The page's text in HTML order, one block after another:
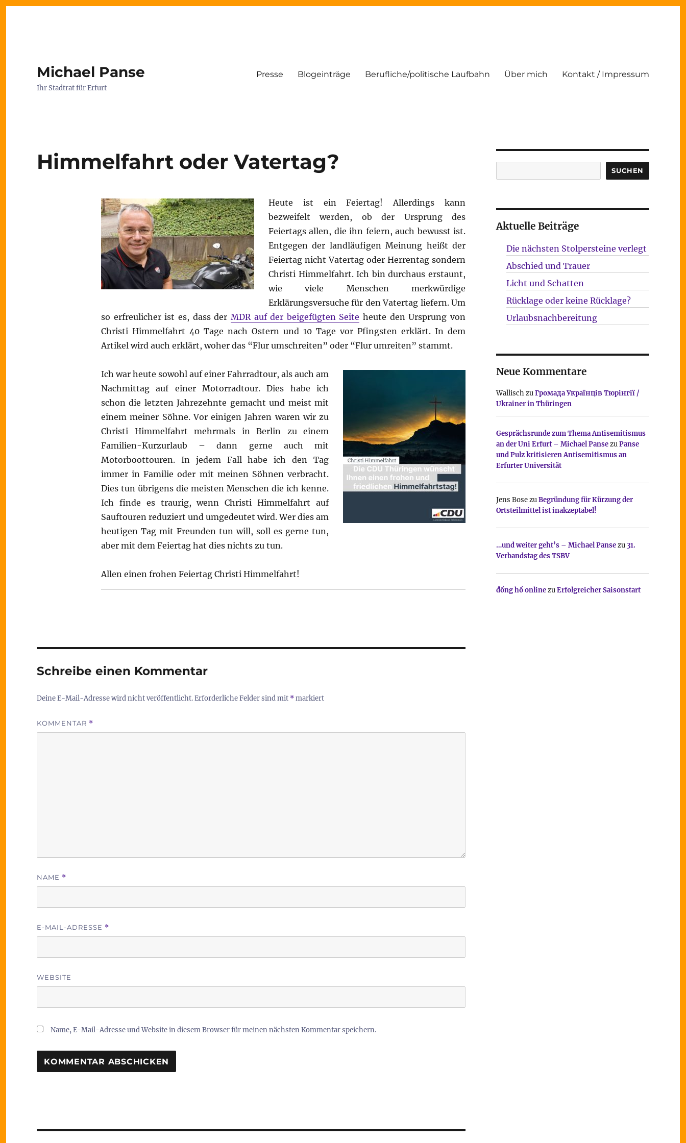
Michael Panse
Ihr Stadtrat für Erfurt
Presse Blogeinträge Berufliche/politische Laufbahn Über mich Kontakt / Impressum
Himmelfahrt oder Vatertag?
Heute ist ein Feiertag! Allerdings kann
bezweifelt werden, ob der Ursprung des
Feiertags allen, die ihn feiern, auch bewusst ist.
Entgegen der landläufigen Meinung heißt der
Feiertag nicht Vatertag oder Herrentag sondern
Christi Himmelfahrt. Ich bin durchaus erstaunt,
wie viele Menschen merkwürdige
Erklärungsversuche für den Vatertag liefern. Um
so erfreulicher ist es, dass der MDR auf der beigefügten Seite heute den Ursprung von
Christi Himmelfahrt 40 Tage nach Ostern und 10 Tage vor Pfingsten erklärt. In dem
Artikel wird auch erklärt, woher das “Flur umschreiten” oder “Flur umreiten” stammt.
Ich war heute sowohl auf einer Fahrradtour, als auch am
Nachmittag auf einer Motorradtour. Dies habe ich
schon die letzten Jahrezehnte gemacht und meist mit
einem meiner Söhne. Vor einigen Jahren waren wir zu
Christi Himmelfahrt mehrmals in Berlin zu einem
Familien-Kurzurlaub – dann gerne auch mit
Motorboottouren. In jedem Fall habe ich den Tag
immer in Familie oder mit meinen Söhnen verbracht.
Dies tun übrigens die meisten Menschen die ich kenne.
Ich finde es traurig, wenn Christi Himmelfahrt auf
Sauftouren reduziert und umgedeutet wird. Wer dies am
heutigen Tag mit Freunden tun will, soll es gerne tun,
aber mit dem Feiertag hat dies nichts zu tun.
Allen einen frohen Feiertag Christi Himmelfahrt!
Schreibe einen Kommentar
Deine E-Mail-Adresse wird nicht veröffentlicht.Erforderliche Felder sind mit *markiert
KOMMENTAR *
NAME *
E-MAIL-ADRESSE *
WEBSITE
Name, E-Mail-Adresse und Website in diesem Browser für meinen nächsten Kommentar speichern.
SUCHEN
Aktuelle Beiträge
Die nächsten Stolpersteine verlegt
Abschied und Trauer
Licht und Schatten
Rücklage oder keine Rücklage?
Urlaubsnachbereitung
Neue Kommentare
WallischzuГромада Українців Тюрінгії /
Ukrainer in Thüringen
Gesprächsrunde zum Thema Antisemitismus
an der Uni Erfurt – Michael PansezuPanse
und Pulz kritisieren Antisemitismus an
Erfurter Universität
Jens BosezuBegründung für Kürzung der
Ortsteilmittel ist inakzeptabel!
…und weiter geht’s – Michael Pansezu31.
Verbandstag des TSBV
đồng hồ onlinezuErfolgreicher Saisonstart